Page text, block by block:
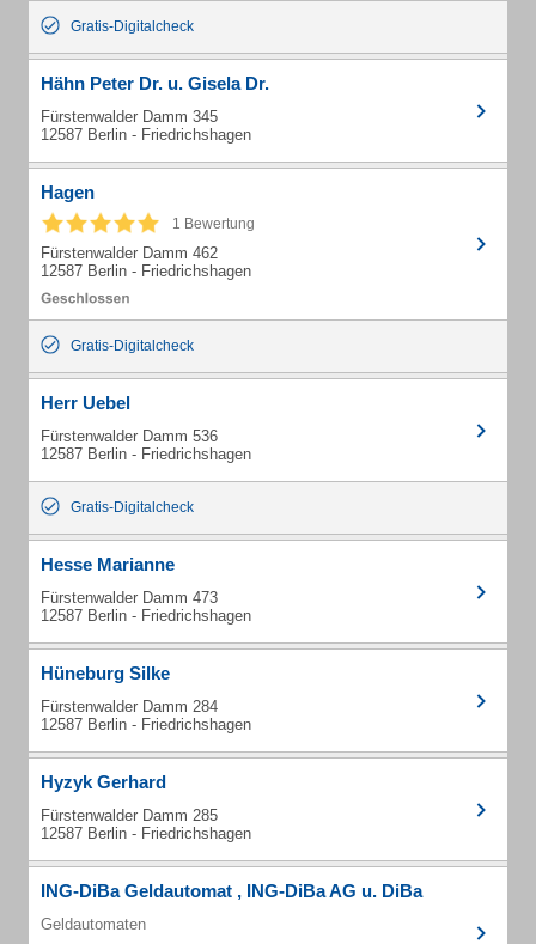
Gratis-Digitalcheck
Hähn Peter Dr. u. Gisela Dr.
Fürstenwalder Damm 345
12587 Berlin - Friedrichshagen
Hagen
1 Bewertung
Fürstenwalder Damm 462
12587 Berlin - Friedrichshagen
Gratis-Digitalcheck
Herr Uebel
Fürstenwalder Damm 536
12587 Berlin - Friedrichshagen
Gratis-Digitalcheck
Hesse Marianne
Fürstenwalder Damm 473
12587 Berlin - Friedrichshagen
Hüneburg Silke
Fürstenwalder Damm 284
12587 Berlin - Friedrichshagen
Hyzyk Gerhard
Fürstenwalder Damm 285
12587 Berlin - Friedrichshagen
ING-DiBa Geldautomat , ING-DiBa AG u. DiBa
Geldautomaten